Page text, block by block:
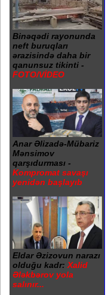
Binəqədi rayonunda
neft buruqları
ərazisində daha bir
qanunsuz tikinti -
FOTO/VİDEO
Anar Əlizadə-Mübariz
Mənsimov
qarşıdurması -
Kompromat savaşı
yenidən başlayıb
Eldar Əzizovun narazı
olduğu kadr: Xalid
Ələkbərov yola
salınır...